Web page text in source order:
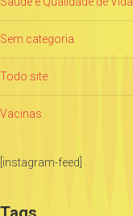
Sem categoria
Todo site
Vacinas
[instagram-feed]